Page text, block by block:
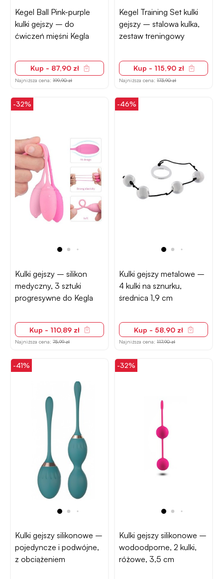
Kegel Ball Pink-purple
kulki gejszy – do
ćwiczeń mięśni Kegla
Kup - 87,90 zł
Najniższa cena: 199,90 zł
Kegel Training Set kulki
gejszy – stalowa kulka,
zestaw treningowy
Kup - 115,90 zł
Najniższa cena: 173,90 zł
-32%
Kulki gejszy – silikon
medyczny, 3 sztuki
progresywne do Kegla
Kup - 110,89 zł
Najniższa cena: 75,99 zł
-46%
Kulki gejszy metalowe –
4 kulki na sznurku,
średnica 1,9 cm
Kup - 58,90 zł
Najniższa cena: 117,90 zł
-41%
Kulki gejszy silikonowe –
pojedyncze i podwójne,
z obciążeniem
-32%
Kulki gejszy silikonowe –
wodoodporne, 2 kulki,
różowe, 3,5 cm